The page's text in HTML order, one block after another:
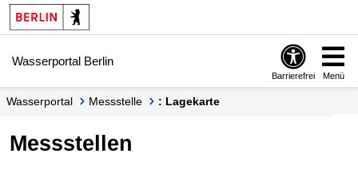
Springe zur Navigation
Springe zum Inhalt
Wasserportal Berlin
Barrierefrei Menü
Wasserportal Messstelle : Lagekarte
Messstellen